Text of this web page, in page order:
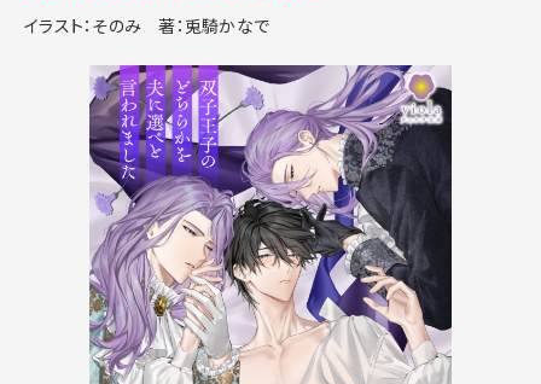
イラスト：そのみ 著：兎騎かなで